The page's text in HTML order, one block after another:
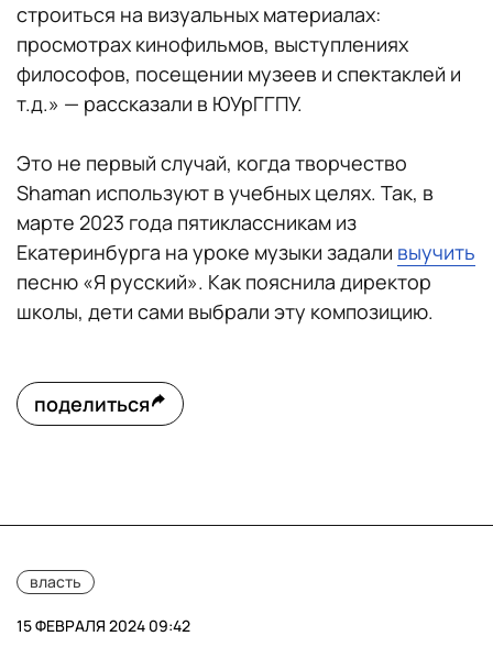
строиться на визуальных материалах:
просмотрах кинофильмов, выступлениях
философов, посещении музеев и спектаклей и
т.д.» — рассказали в ЮУрГГПУ.
Это не первый случай, когда творчество
Shaman используют в учебных целях. Так, в
марте 2023 года пятиклассникам из
Екатеринбурга на уроке музыки задали выучить
песню «Я русский». Как пояснила директор
школы, дети сами выбрали эту композицию.
поделиться
власть
15 ФЕВРАЛЯ 2024 09:42